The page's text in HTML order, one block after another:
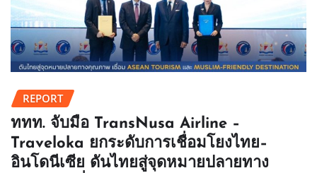
REPORT
ททท. จับมือ TransNusa Airline –
Traveloka ยกระดับการเชื่อมโยงไทย–
อินโดนีเซีย ดันไทยสู่จุดหมายปลายทาง